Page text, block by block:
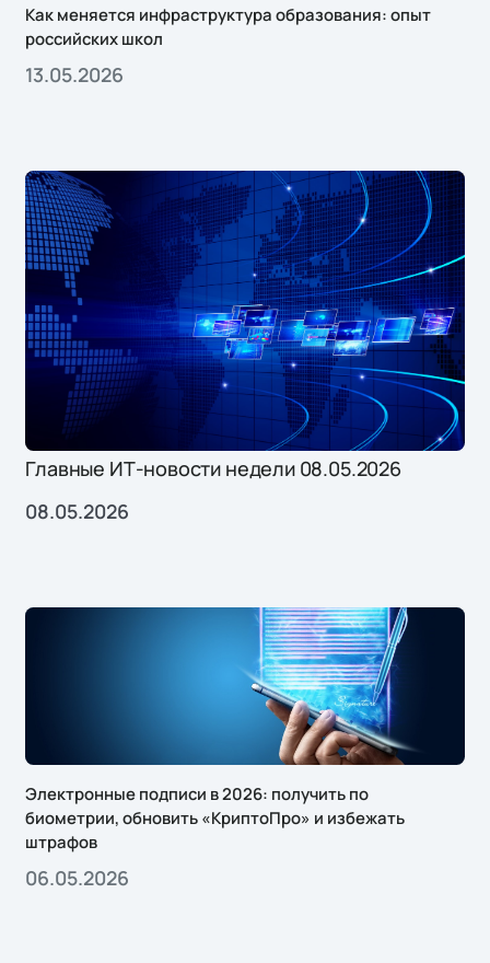
Как меняется инфраструктура образования: опыт
российских школ
13.05.2026
Главные ИТ-новости недели 08.05.2026
08.05.2026
Электронные подписи в 2026: получить по
биометрии, обновить «КриптоПро» и избежать
штрафов
06.05.2026